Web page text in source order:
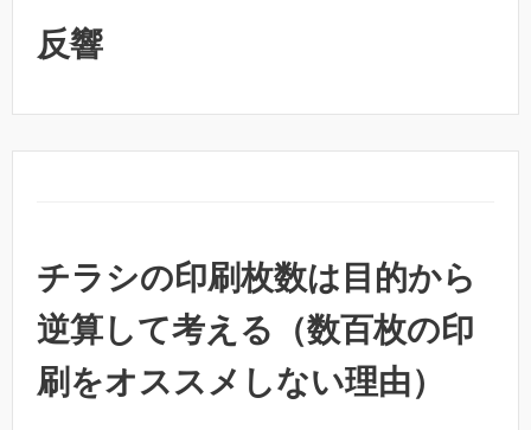
反響
チラシの印刷枚数は目的から
逆算して考える（数百枚の印
刷をオススメしない理由）